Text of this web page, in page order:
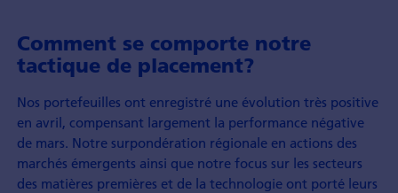
Comment se comporte notre
tactique de placement?
Nos portefeuilles ont enregistré une évolution très positive
en avril, compensant largement la performance négative
de mars. Notre surpondération régionale en actions des
marchés émergents ainsi que notre focus sur les secteurs
des matières premières et de la technologie ont porté leurs